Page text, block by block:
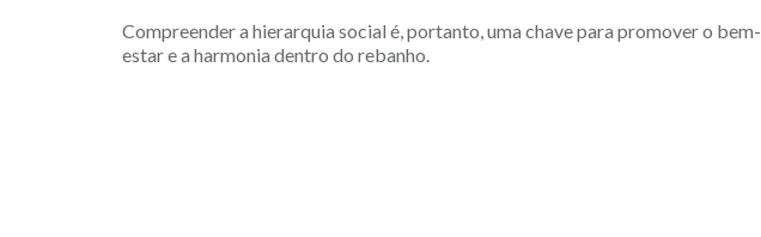
Compreender a hierarquia social é, portanto, uma chave para promover o bem-
estar e a harmonia dentro do rebanho.